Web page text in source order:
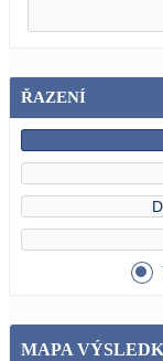
ŘAZENÍ
MAPA